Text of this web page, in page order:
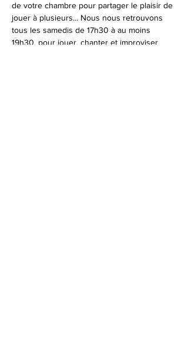
de votre chambre pour partager le plaisir de
jouer à plusieurs... Nous nous retrouvons
tous les samedis de 17h30 à au moins
19h30, pour jouer, chanter et improviser